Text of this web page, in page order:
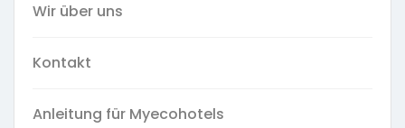
Wir über uns
Kontakt
Anleitung für Myecohotels